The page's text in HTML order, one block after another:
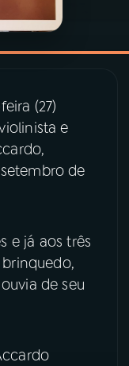
(27)
e
de
e já aos três
de seu